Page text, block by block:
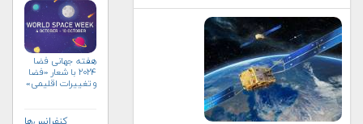
هفته جهانی فضا
۲۰۲۴ با شعار «فضا
و تغییرات اقلیمی»